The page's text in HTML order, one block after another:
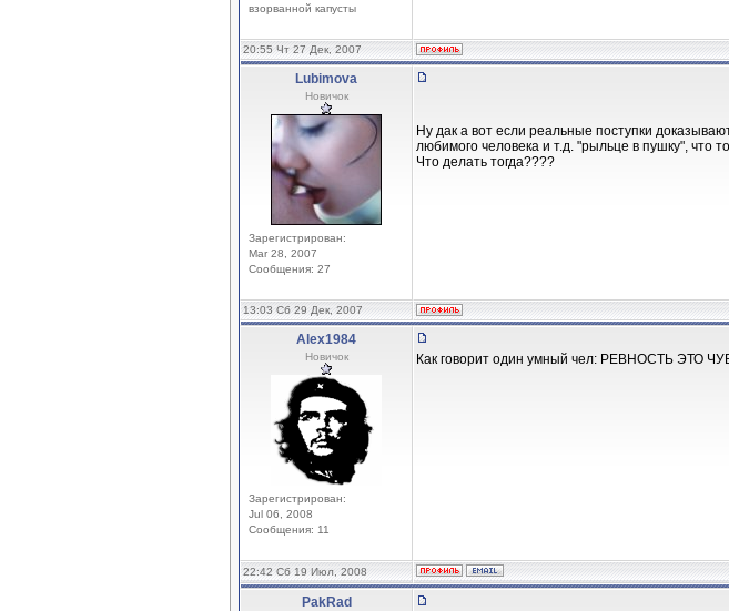
взорванной капусты
20:55 Чт 27 Дек, 2007
Lubimova
Новичок
Зарегистрирован:
Mar 28, 2007
Сообщения: 27
Ну дак а вот если реальные поступки
любимого человека и т.д. "рыльце в пушку", что
Что делать тогда????
13:03 Сб 29 Дек, 2007
Alex1984
Новичок
Зарегистрирован:
Jul 06, 2008
Сообщения: 11
Как говорит один умный чел: РЕВНОСТЬ ЭТО
22:42 Сб 19 Июл, 2008
PakRad